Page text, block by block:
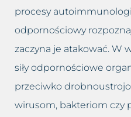
Łysienie
Łysienie
Łysienie
Łysienie
Usuwanie
Usuwanie
Usuwanie
Usuwanie
procesy
odpornościowy
zaczyna je atakować. W
siły odpornościowe
przeciwko
wirusom, bakteriom czy